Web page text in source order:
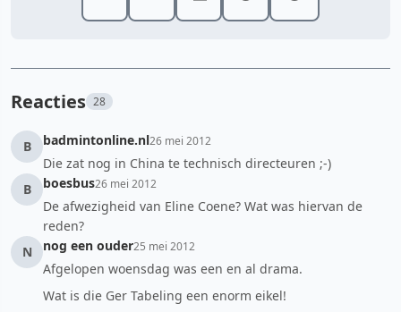
Reacties 28
B badmintonline.nl26 mei 2012
Die zat nog in China te technisch directeuren ;-)
B
boesbus26 mei 2012
De afwezigheid van Eline Coene? Wat was hiervan de
reden?
N
nog een ouder25 mei 2012
Afgelopen woensdag was een en al drama.
Wat is die Ger Tabeling een enorm eikel!